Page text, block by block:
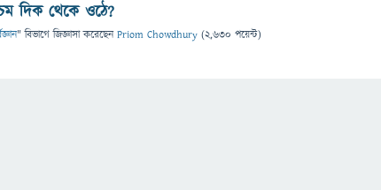
দিক থেকে ওঠে?
" বিভাগে জিজ্ঞাসাকরেছেনPriom Chowdhury (2,630 পয়েন্ট)